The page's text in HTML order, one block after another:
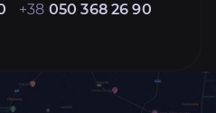
+38 050 368 26 90